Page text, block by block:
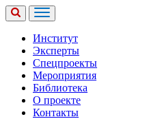
Институт
Эксперты
Спецпроекты
Мероприятия
Библиотека
О проекте
Контакты